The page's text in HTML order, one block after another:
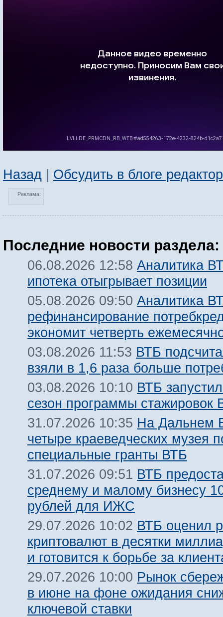
Назад | Обсудить в блоге
Реклама:
Последние новости раздела:
06.08.2026 12:58 Аналитика
ипотека отыгрывает позиции
05.08.2026 09:50 Аналитика
рефинансирование
экономит четверть
03.08.2026 11:53 ВТБ
взяли в 1,6 раза больше
03.08.2026 10:10 ВТБ
сезон программы
31.07.2026 10:35 На Дальнем
четыре краеведческих музея
специальные гранты ВТБ
31.07.2026 09:51 ВТБ
среднему и малому бизнесу
рублей для ИЖС
29.07.2026 10:02 ВТБ оценил
криптовалют в десятки
и готовится к борьбе за
29.07.2026 10:00 Рынок
в июне на фоне ожидания
ключевой ставки